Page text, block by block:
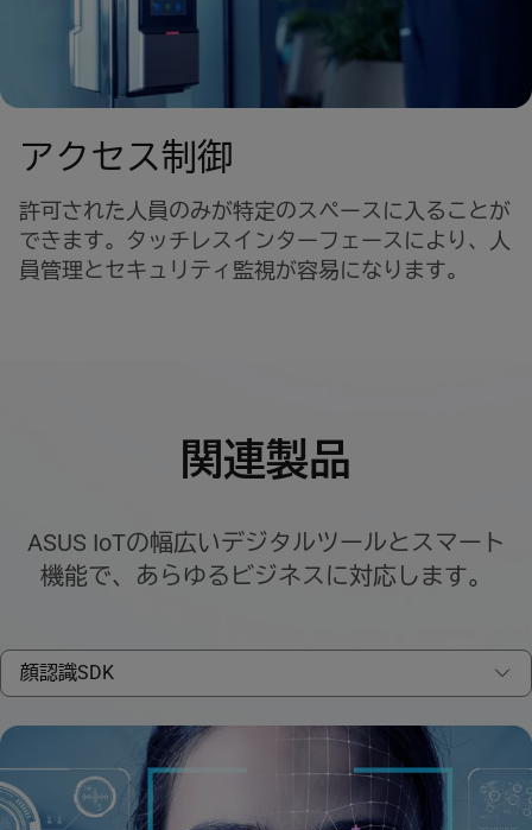
アクセス制御
許可された人員のみが特定のスペースに入ることが
できます。タッチレスインターフェースにより、人
員管理とセキュリティ監視が容易になります。
関連製品
ASUS IoTの幅広いデジタルツールとスマート
機能で、あらゆるビジネスに対応します。
顔認識SDK